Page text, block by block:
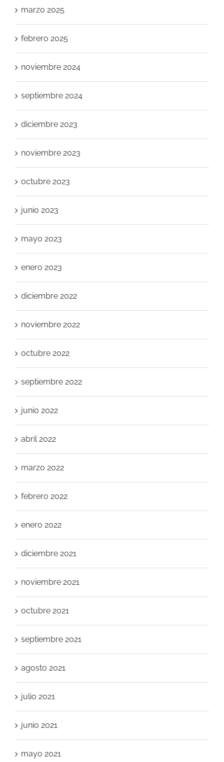
marzo 2025
febrero 2025
noviembre 2024
septiembre 2024
diciembre 2023
noviembre 2023
octubre 2023
junio 2023
mayo 2023
enero 2023
diciembre 2022
noviembre 2022
octubre 2022
septiembre 2022
junio 2022
abril 2022
marzo 2022
febrero 2022
enero 2022
diciembre 2021
noviembre 2021
octubre 2021
septiembre 2021
agosto 2021
julio 2021
junio 2021
mayo 2021